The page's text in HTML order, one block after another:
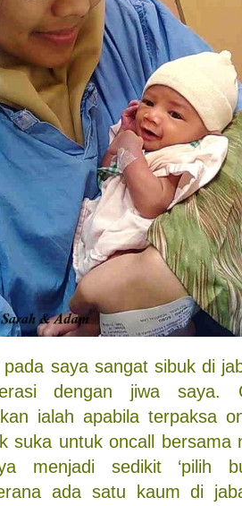
pada saya sangat sibuk di
dengan jiwa saya.
ialah apabila terpaksa
suka untuk oncall bersama
menjadi sedikit ‘pilih
ada satu kaum di